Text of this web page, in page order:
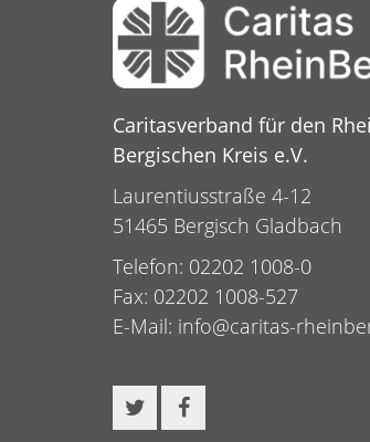
Caritasverband für den
Bergischen Kreis e.V.
Laurentiusstraße 4-12
51465 Bergisch Gladbach
Telefon: 02202 1008-0
Fax: 02202 1008-527
E-Mail: info@caritas-